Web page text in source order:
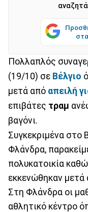
Πολλαπλός
(19/10) σε Βέλγιο
μετά από απειλή
επιβάτες τραμ
βαγόνι.
Συγκεκριμένα στο
Φλάνδρα,
πολυκατοικία
εκκενώθηκαν μετά
Στη Φλάνδρα οι
αθλητικό κέντρο